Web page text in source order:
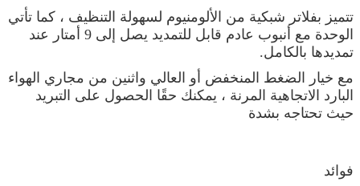
تتميز بفلاتر شبكية من الألومنيوم لسهولة التنظيف ، كما تأتي
الوحدة مع أنبوب عادم قابل للتمديد يصل إلى 9 أمتار عند
تمديدها بالكامل.
مع خيار الضغط المنخفض أو العالي واثنين من مجاري الهواء
البارد الاتجاهية المرنة ، يمكنك حقًا الحصول على التبريد
حيث تحتاجه بشدة
فوائد